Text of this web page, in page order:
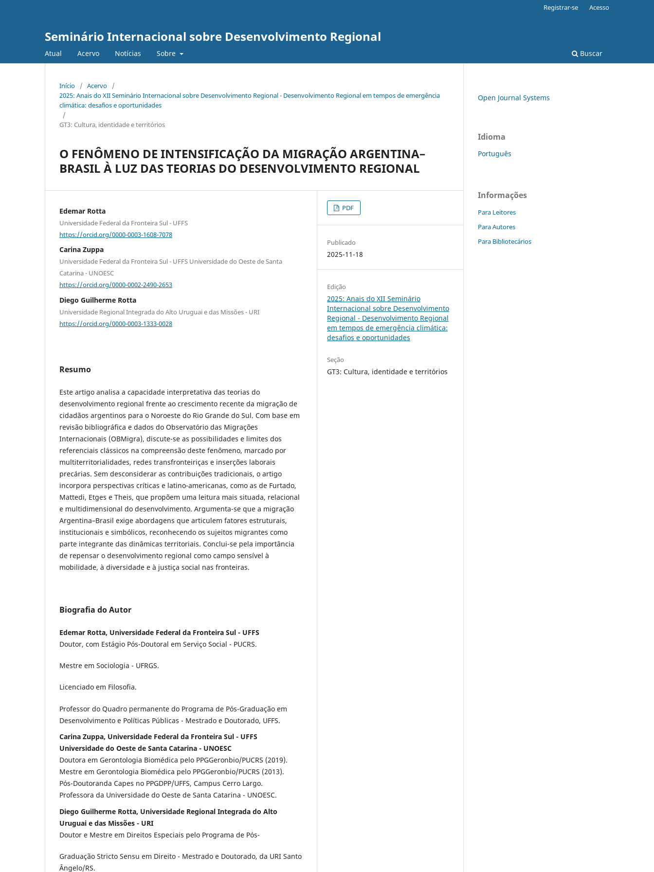
Seminário Internacional sobre Desenvolvimento Regional
Atual Acervo Notícias Sobre Buscar
Registrar-se Acesso
Início / Acervo
/
2025: Anais do XII Seminário Internacional sobre Desenvolvimento Regional - Desenvolvimento Regional em tempos de emergência
climática: desafios e oportunidades
/
GT3: Cultura, identidade e territórios
O FENÔMENO DE INTENSIFICAÇÃO DA MIGRAÇÃO ARGENTINA–
BRASIL À LUZ DAS TEORIAS DO DESENVOLVIMENTO REGIONAL
Edemar Rotta
Universidade Federal da Fronteira Sul - UFFS
https://orcid.org/0000-0003-1608-7078
Carina Zuppa
Universidade Federal da Fronteira Sul - UFFS Universidade do Oeste de Santa
Catarina - UNOESC
https://orcid.org/0000-0002-2490-2653
Diego Guilherme Rotta
Universidade Regional Integrada do Alto Uruguai e das Missões - URI
https://orcid.org/0000-0003-1333-0028
Resumo
Este artigo analisa a capacidade interpretativa das teorias do
desenvolvimento regional frente ao crescimento recente da migração de
cidadãos argentinos para o Noroeste do Rio Grande do Sul. Com base em
revisão bibliográfica e dados do Observatório das Migrações
Internacionais (OBMigra), discute-se as possibilidades e limites dos
referenciais clássicos na compreensão deste fenômeno, marcado por
multiterritorialidades, redes transfronteiriças e inserções laborais
precárias. Sem desconsiderar as contribuições tradicionais, o artigo
incorpora perspectivas críticas e latino-americanas, como as de Furtado,
Mattedi, Etges e Theis, que propõem uma leitura mais situada, relacional
e multidimensional do desenvolvimento. Argumenta-se que a migração
Argentina–Brasil exige abordagens que articulem fatores estruturais,
institucionais e simbólicos, reconhecendo os sujeitos migrantes como
parte integrante das dinâmicas territoriais. Conclui-se pela importância
de repensar o desenvolvimento regional como campo sensível à
mobilidade, à diversidade e à justiça social nas fronteiras.
Biografia do Autor
Edemar Rotta, Universidade Federal da Fronteira Sul - UFFS
Doutor, com Estágio Pós-Doutoral em Serviço Social - PUCRS.
Mestre em Sociologia - UFRGS.
Licenciado em Filosofia.
Professor do Quadro permanente do Programa de Pós-Graduação em
Desenvolvimento e Políticas Públicas - Mestrado e Doutorado, UFFS.
Carina Zuppa, Universidade Federal da Fronteira Sul - UFFS
Universidade do Oeste de Santa Catarina - UNOESC
Doutora em Gerontologia Biomédica pelo PPGGeronbio/PUCRS (2019).
Mestre em Gerontologia Biomédica pelo PPGGeronbio/PUCRS (2013).
Pós-Doutoranda Capes no PPGDPP/UFFS, Campus Cerro Largo.
Professora da Universidade do Oeste de Santa Catarina - UNOESC.
Diego Guilherme Rotta, Universidade Regional Integrada do Alto
Uruguai e das Missões - URI
Doutor e Mestre em Direitos Especiais pelo Programa de Pós-
Graduação Stricto Sensu em Direito - Mestrado e Doutorado, da URI Santo
Ângelo/RS.
PDF
Publicado
2025-11-18
Edição
2025: Anais do XII Seminário
Internacional sobre Desenvolvimento
Regional - Desenvolvimento Regional
em tempos de emergência climática:
desafios e oportunidades
Seção
GT3: Cultura, identidade e territórios
Open Journal Systems
Idioma
Português
Informações
Para Leitores
Para Autores
Para Bibliotecários